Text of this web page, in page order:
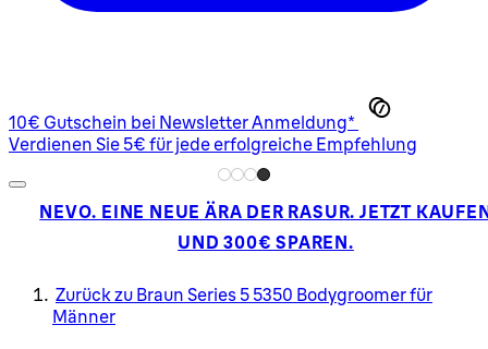
10€ Gutschein bei Newsletter Anmeldung*
Verdienen Sie 5€ für jede erfolgreiche Empfehlung
NEVO. EINE NEUE ÄRA DER RASUR. JETZT
UND 300€ SPAREN.
Zurück zu Braun Series 5 5350 Bodygroomer für
Männer